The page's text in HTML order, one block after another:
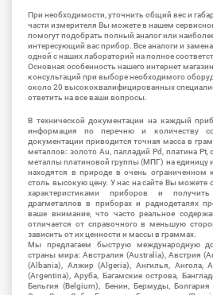
При необходимости, уточнить общий вес и
части измерителя Вы можете в нашем
помогут подобрать полный аналог или
интересующий вас прибор. Все аналоги и
одной с наших лабораторий на полное
Основная особенность нашего интернет
консультаций при выборе необходимого
около 20 высококвалифицированных
ответить на все ваши вопросы.
В технической документации на каждый
информация по перечню и количеству
документации приводится точная масса в
металлов: золото Au, палладий Pd, платина Pt,
металлы платиновой группы (МПГ) на единицу
находятся в природе в очень ограниченном
столь высокую цену. У нас на сайте Вы можете
характеристиками приборов и
драгметаллов в приборах и радиодеталях
ваше внимание, что часто реальное
отличается от справочного в меньшую
зависить от их ценности и массы в граммах.
Мы предлагаем быструю международную
страны мира: Австралия (Australia), Австрия
(Albania), Алжир (Algeria), Ангилья, Ангола,
(Argentina), Аруба, Багамские острова,
Бельгия (Belgium), Бенин, Бермуды,